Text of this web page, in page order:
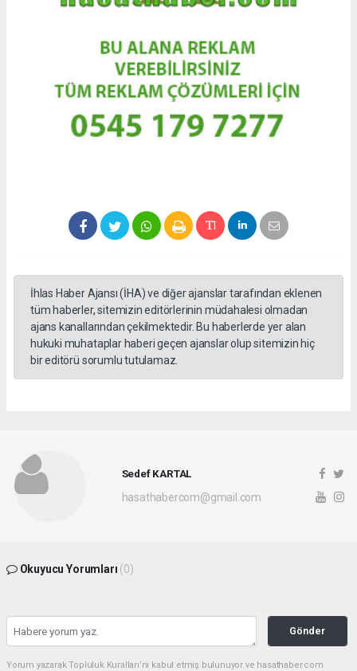
İhlas Haber Ajansı (İHA) ve diğer ajanslar tarafından eklenen
tüm haberler, sitemizin editörlerinin müdahalesi olmadan
ajans kanallarından çekilmektedir. Bu haberlerde yer alan
hukuki muhataplar haberi geçen ajanslar olup sitemizin hiç
bir editörü sorumlu tutulamaz.
Sedef KARTAL
hasathabercom@gmail.com
Okuyucu Yorumları (0)
Gönder
Yorum yazarak Topluluk Kuralları’nı kabul etmiş bulunuyor ve hasathaber.com